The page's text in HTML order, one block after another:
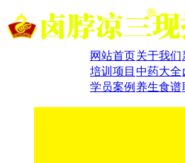
网站首页关于我们
培训项目 中药大全
学员案例 养生食谱